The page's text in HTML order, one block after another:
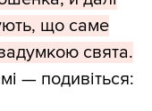
що саме
свята.
— подивіться: